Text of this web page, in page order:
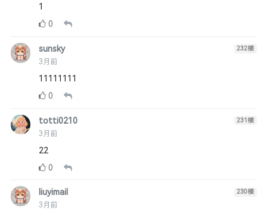
1
0
sunsky
3月前
232楼
11111111
0
totti0210
3月前
231楼
22
0
liuyimail
3月前
230楼